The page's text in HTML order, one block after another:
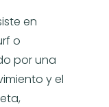
en
o
por una
y el